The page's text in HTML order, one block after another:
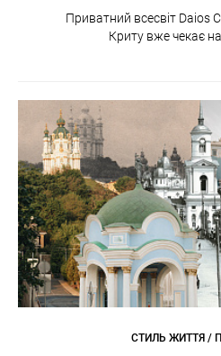
Приватний всесвіт Daios
Криту вже чекає на
СТИЛЬ ЖИТТЯ /